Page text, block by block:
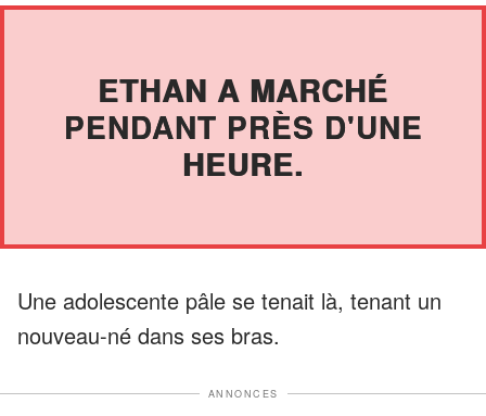
ETHAN A MARCHÉ
PENDANT PRÈS D'UNE
HEURE.
Une adolescente pâle se tenait là, tenant un
nouveau-né dans ses bras.
ANNONCES